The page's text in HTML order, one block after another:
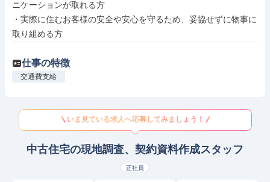
ニケーションが取れる方
・実際に住むお客様の安全や安心を守るため、妥協せずに物事に
取り組める方
仕事の特徴
交通費支給
いま見ている求人へ応募してみましょう！
中古住宅の現地調査、契約資料作成スタッフ
正社員